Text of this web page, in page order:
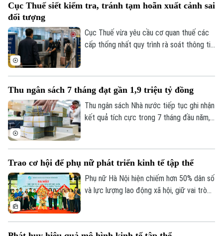
Liên hệ đường dây nóng (bấm để gọi)
trưởng bất ngờ vào đầu năm nay.
Cục Thuế siết kiểm tra, tránh tạm hoãn xuất cảnh sai
đối tượng
Cục Thuế vừa yêu cầu cơ quan thuế các
cấp thống nhất quy trình rà soát thông tin
đồng thời bảo vệ quyền và lợi ích hợp
pháp của người nộp thuế.
Thu ngân sách 7 tháng đạt gần 1,9 triệu tỷ đồng
Thu ngân sách Nhà nước tiếp tục ghi nhận
kết quả tích cực trong 7 tháng đầu năm,
chậm, đặt ra yêu cầu đẩy nhanh thực hiện
trong những tháng cuối năm.
Trao cơ hội để phụ nữ phát triển kinh tế tập thể
Phụ nữ Hà Nội hiện chiếm hơn 50% dân số
và lực lượng lao động xã hội, giữ vai trò